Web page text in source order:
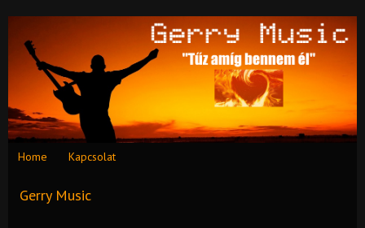
Home Kapcsolat
Gerry Music